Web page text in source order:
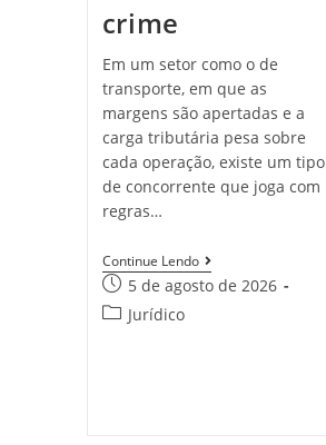
crime
Em um setor como o de
transporte, em que as
margens são apertadas e a
carga tributária pesa sobre
cada operação, existe um tipo
de concorrente que joga com
regras…
Continue Lendo
5 de agosto de 2026
Jurídico